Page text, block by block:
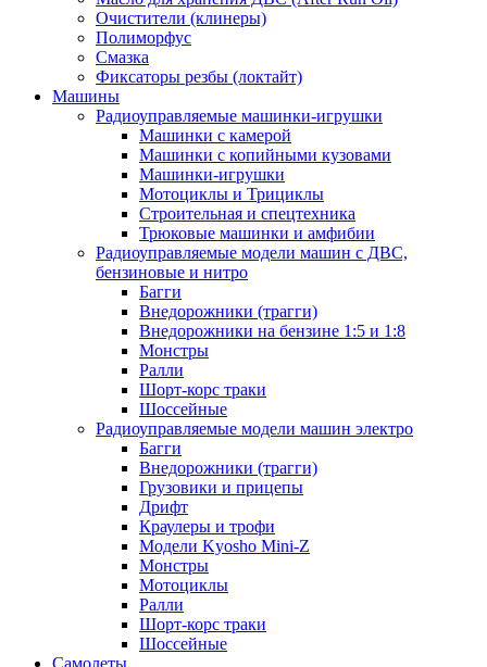
Очистители (клинеры)
Полиморфус
Смазка
Фиксаторы резбы (локтайт)
Машины
Радиоуправляемые машинки-игрушки
Машинки с камерой
Машинки с копийными кузовами
Машинки-игрушки
Мотоциклы и Трициклы
Строительная и спецтехника
Трюковые машинки и амфибии
Радиоуправляемые модели машин с ДВС,
бензиновые и нитро
Багги
Внедорожники (трагги)
Внедорожники на бензине 1:5 и 1:8
Монстры
Ралли
Шорт-корс траки
Шоссейные
Радиоуправляемые модели машин электро
Багги
Внедорожники (трагги)
Грузовики и прицепы
Дрифт
Краулеры и трофи
Модели Kyosho Mini-Z
Монстры
Мотоциклы
Ралли
Шорт-корс траки
Шоссейные
Самолеты